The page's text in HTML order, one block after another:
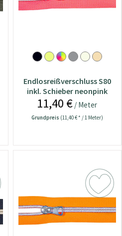
Endlosreißverschluss S80
inkl. Schieber neonpink
11,40 € / Meter
Grundpreis (11,40 € * / 1 Meter)